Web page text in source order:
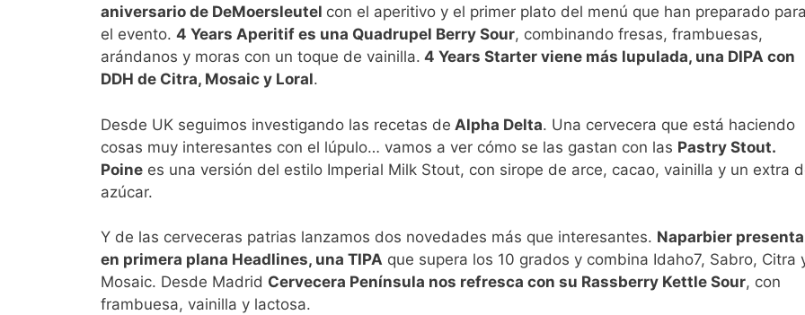
aniversario de DeMoersleutel con el aperitivo y el primer plato del menú que han preparado
el evento. 4 Years Aperitif es una Quadrupel Berry Sour, combinando fresas, frambuesas,
arándanos y moras con un toque de vainilla. 4 Years Starter viene más lupulada, una DIPA con
DDH de Citra, Mosaic y Loral.
Desde UK seguimos investigando las recetas de Alpha Delta. Una cervecera que está haciendo
cosas muy interesantes con el lúpulo… vamos a ver cómo se las gastan con las Pastry Stout.
Poine es una versión del estilo Imperial Milk Stout, con sirope de arce, cacao, vainilla y un extra
azúcar.
Y de las cerveceras patrias lanzamos dos novedades más que interesantes. Naparbier presenta
en primera plana Headlines, una TIPA que supera los 10 grados y combina Idaho7, Sabro, Citra
Mosaic. Desde Madrid Cervecera Península nos refresca con su Rassberry Kettle Sour, con
frambuesa, vainilla y lactosa.